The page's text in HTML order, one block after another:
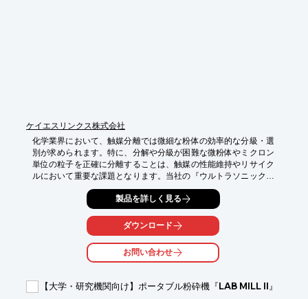
ケイエスリンクス株式会社
化学業界において、触媒分離では微細な粉体の効率的な分級・選
別が求められます。特に、分解や分級が困難な微粉体やミクロン
単位の粒子を正確に分離することは、触媒の性能維持やリサイク
ルにおいて重要な課題となります。当社の『ウルトラソニック』
は、ラボでの使用に適したコンパクト設計と直下排出型を採用
し、クランプバンド式の超音波ユニットを搭載しています。スク
リーンにスイーブ振動方式による超音波振動を加えることで、微
粉体の篩過能力を向上させ、ミクロン単位の選別にも効果を発揮
【活用シーン】
・ミクロン単位の粒子選別
・ラボスケールでの分級試験
製品を詳しく見る
ダウンロード
お問い合わせ
【大学・研究機関向け】ポータブル粉砕機『LAB MILL II』